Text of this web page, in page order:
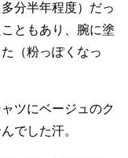
分半年程度）だっ
ともあり、腕に塗
（粉っぽくなっ
ツにベージュのク
でした汗。